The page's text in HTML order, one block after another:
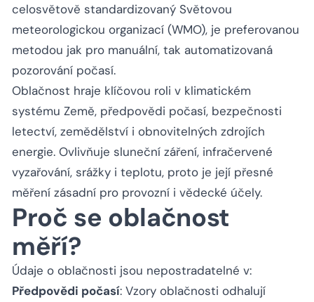
celosvětově standardizovaný Světovou
meteorologickou organizací (WMO), je preferovanou
metodou jak pro manuální, tak automatizovaná
pozorování počasí.
Oblačnost hraje klíčovou roli v klimatickém
systému Země, předpovědi počasí, bezpečnosti
letectví, zemědělství i obnovitelných zdrojích
energie. Ovlivňuje sluneční záření, infračervené
vyzařování, srážky i teplotu, proto je její přesné
měření zásadní pro provozní i vědecké účely.
Proč se oblačnost
měří?
Údaje o oblačnosti jsou nepostradatelné v:
Předpovědi počasí: Vzory oblačnosti odhalují